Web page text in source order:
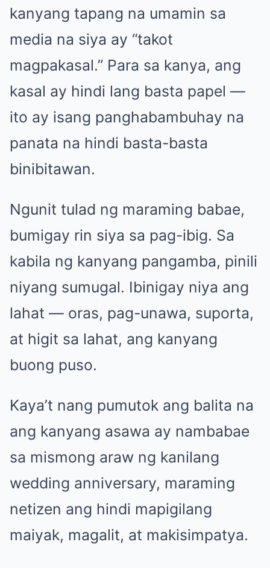
kanyang tapang na umamin sa
media na siya ay “takot
magpakasal.” Para sa kanya, ang
kasal ay hindi lang basta papel —
ito ay isang panghabambuhay na
panata na hindi basta-basta
binibitawan.
Ngunit tulad ng maraming babae,
bumigay rin siya sa pag-ibig. Sa
kabila ng kanyang pangamba, pinili
niyang sumugal. Ibinigay niya ang
lahat — oras, pag-unawa, suporta,
at higit sa lahat, ang kanyang
buong puso.
Kaya’t nang pumutok ang balita na
ang kanyang asawa ay nambabae
sa mismong araw ng kanilang
wedding anniversary, maraming
netizen ang hindi mapigilang
maiyak, magalit, at makisimpatya.